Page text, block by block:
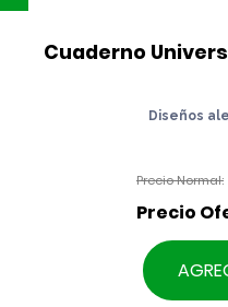
Cuaderno
Diseños